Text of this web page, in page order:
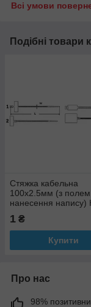
Всі умови
Подібні товари
Стяжка кабельна
100х2.5мм (з
нанесення напису)
1 ₴
Купити
Про нас
98%